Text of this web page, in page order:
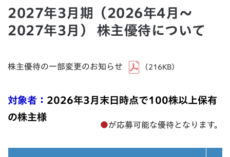
2027年3月期（2026年4月～
2027年3月） 株主優待について
株主優待の一部変更のお知らせ （216KB）
対象者： 2026年3月末日時点で100株以上保有
の株主様
●が応募可能な優待となります。